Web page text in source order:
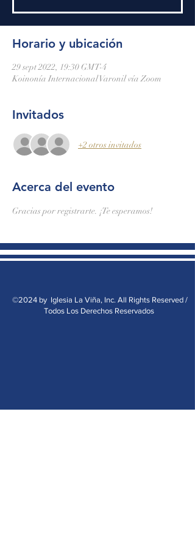
Horario y ubicación
29 sept 2022, 19:30 GMT-4
Koinonía Internacional Varonil vía Zoom
Invitados
+2 otros invitados
Acerca del evento
Gracias por registrarte. ¡Te esperamos!
©2024 by Iglesia La Viña, Inc. All Rights Reserved /
Todos Los Derechos Reservados